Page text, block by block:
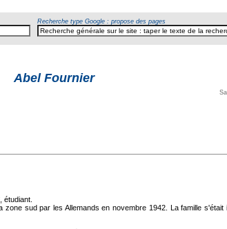
Recherche type Google : propose des pages
Abel Fournier
étudiant.
sud par les Allemands en novembre 1942. La famille